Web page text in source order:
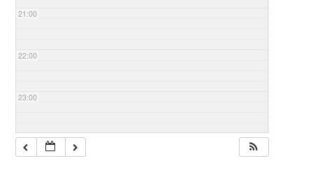
21:00
22:00
23:00